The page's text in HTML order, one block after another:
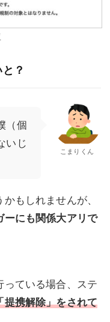
？
（個
いじ
こまりくん
もしれませんが、
ーにも関係大アリで
っている場合、ステ
提携解除」をされて